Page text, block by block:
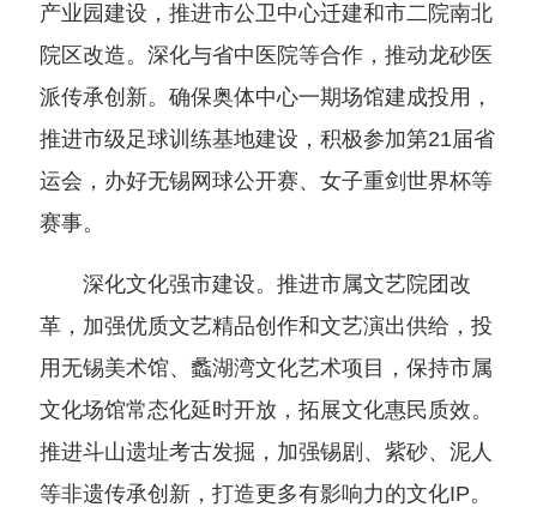
产业园建设，推进市公卫中心迁建和市二院南北
院区改造。深化与省中医院等合作，推动龙砂医
派传承创新。确保奥体中心一期场馆建成投用，
推进市级足球训练基地建设，积极参加第21届省
运会，办好无锡网球公开赛、女子重剑世界杯等
赛事。
深化文化强市建设。推进市属文艺院团改
革，加强优质文艺精品创作和文艺演出供给，投
用无锡美术馆、蠡湖湾文化艺术项目，保持市属
文化场馆常态化延时开放，拓展文化惠民质效。
推进斗山遗址考古发掘，加强锡剧、紫砂、泥人
等非遗传承创新，打造更多有影响力的文化IP。